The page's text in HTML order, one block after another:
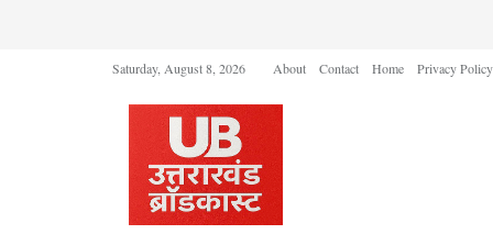
Saturday, August 8, 2026 About Contact Home Privacy Policy